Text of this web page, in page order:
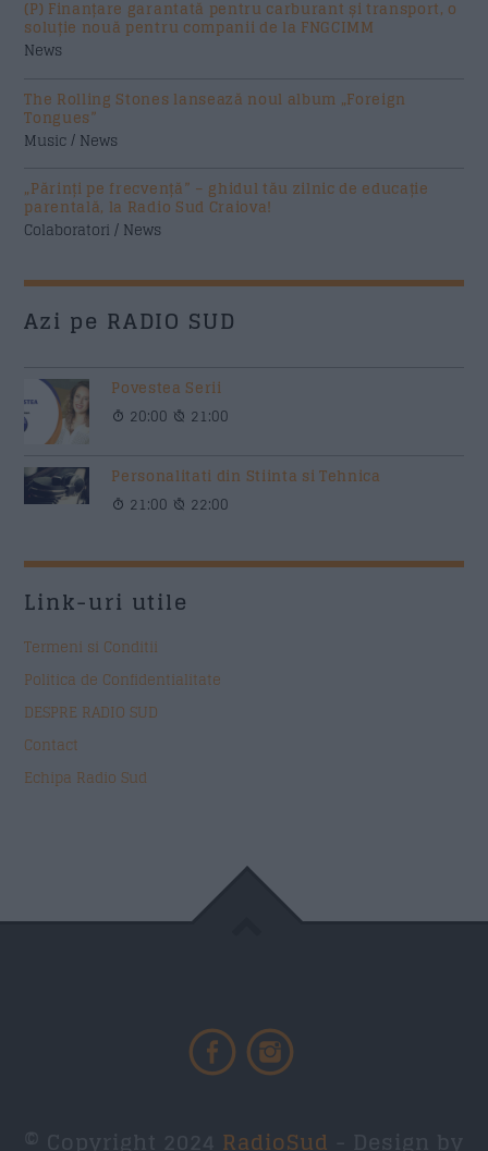
(P) Finanțare garantată pentru carburant și transport, o
soluție nouă pentru companii de la FNGCIMM
News
The Rolling Stones lansează noul album „Foreign
Tongues”
Music / News
„Părinți pe frecvență” – ghidul tău zilnic de educație
parentală, la Radio Sud Craiova!
Colaboratori / News
Azi pe RADIO SUD
Povestea Serii
20:00 21:00
Personalitati din Stiinta si Tehnica
21:00 22:00
Link-uri utile
Termeni si Conditii
Politica de Confidentialitate
DESPRE RADIO SUD
Contact
Echipa Radio Sud
RadioSud